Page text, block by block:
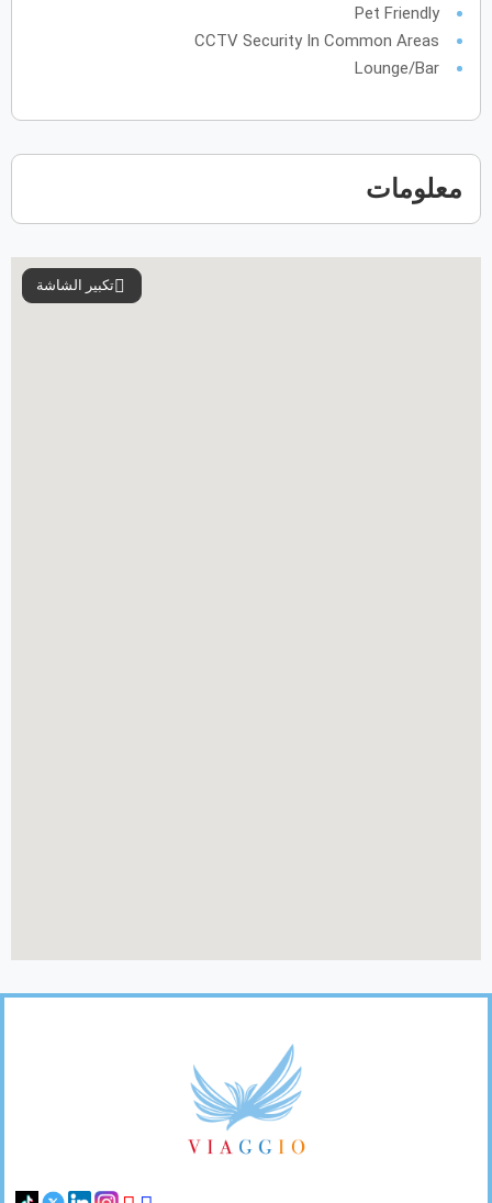
Pet Friendly
CCTV Security In Common Areas
Lounge/Bar
معلومات
تكبير الشاشة